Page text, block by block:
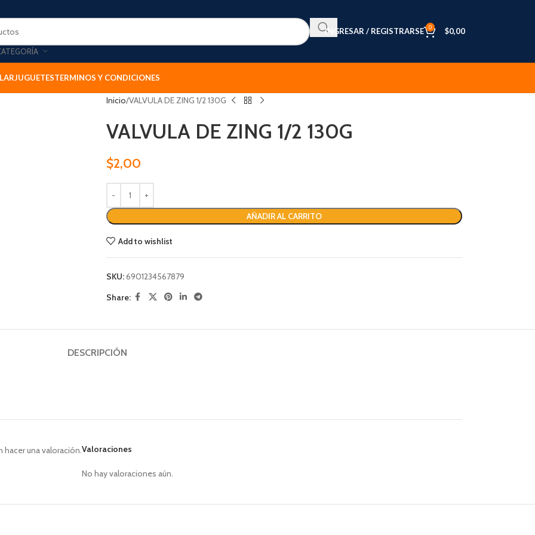
INGRESAR / REGISTRARSE 0 $0,00
JUGUETESTERMINOS Y CONDICIONES
Inicio VALVULA DE ZING 1/2 130G
VALVULA DE ZING 1/2 130G
$2,00
AÑADIR AL CARRITO
Add to wishlist
SKU:6901234567879
Share:
DESCRIPCIÓN
Valoraciones
No hay valoraciones aún.
una valoración.